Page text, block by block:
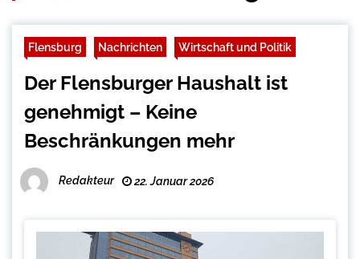
Flensburg Nachrichten Wirtschaft und Politik
Der Flensburger Haushalt ist
genehmigt – Keine
Beschränkungen mehr
Redakteur 22. Januar 2026